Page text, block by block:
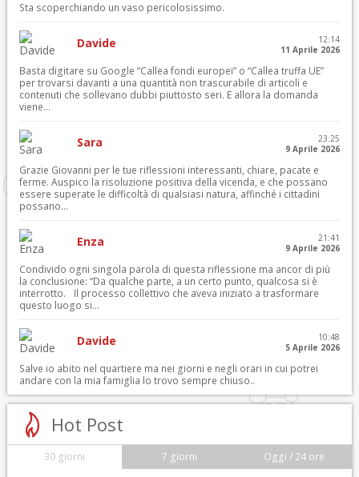
Sta scoperchiando un vaso pericolosissimo.
Davide
12:14
11 Aprile 2026
Basta digitare su Google “Callea fondi europei” o “Callea truffa UE”
per trovarsi davanti a una quantità non trascurabile di articoli e
contenuti che sollevano dubbi piuttosto seri. E allora la domanda
viene...
Sara
23:25
9 Aprile 2026
Grazie Giovanni per le tue riflessioni interessanti, chiare, pacate e
ferme. Auspico la risoluzione positiva della vicenda, e che possano
essere superate le difficoltà di qualsiasi natura, affinché i cittadini
possano...
Enza
21:41
9 Aprile 2026
Condivido ogni singola parola di questa riflessione ma ancor di più
la conclusione: “Da qualche parte, a un certo punto, qualcosa si è
interrotto. Il processo collettivo che aveva iniziato a trasformare
questo luogo si...
Davide
10:48
5 Aprile 2026
Salve io abito nel quartiere ma nei giorni e negli orari in cui potrei
andare con la mia famiglia lo trovo sempre chiuso..
Hot Post
30 giorni 7 giorni Oggi / 24 ore